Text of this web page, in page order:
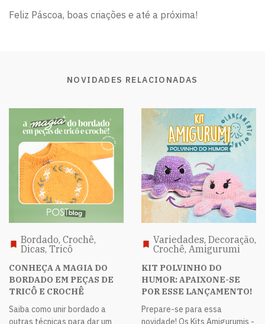
Feliz Páscoa, boas criações e até a próxima!
NOVIDADES RELACIONADAS
Bordado, Crochê,
Dicas, Tricô
CONHEÇA A MAGIA DO
BORDADO EM PEÇAS DE
TRICÔ E CROCHÊ
Saiba como unir bordado a
Variedades, Decoração,
Crochê, Amigurumi
KIT POLVINHO DO
HUMOR: APAIXONE-SE
POR ESSE LANÇAMENTO!
Prepare-se para essa